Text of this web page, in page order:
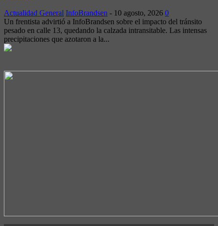
Actualidad General InfoBrandsen - 10 agosto, 2026 0
Un frentista advirtió a InfoBrandsen sobre el impacto del tránsito
pesado en calle 13, quedando la calzada intransitable. Las intensas
precipitaciones que azotaron a la...